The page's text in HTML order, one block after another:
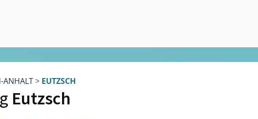
ANHALT> EUTZSCH
Eutzsch